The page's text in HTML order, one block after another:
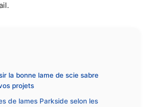
la bonne lame de scie sabre
projets
de lames Parkside selon les